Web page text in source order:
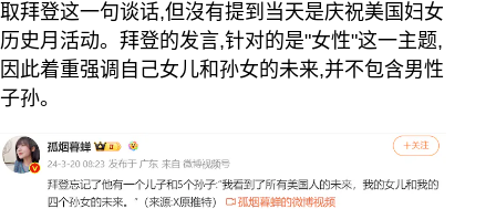
取拜登这一句谈话,但沒有提到当天是庆祝美国妇女
历史月活动。拜登的发言,针对的是"女性"这一主题,
因此着重强调自己女儿和孙女的未来,并不包含男性
子孙。